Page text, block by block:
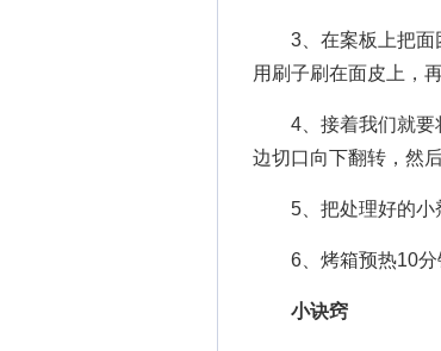
3、在案板上把面团
用刷子刷在面皮上，
4、接着我们就要将
边切口向下翻转，然
5、把处理好的小剂
6、烤箱预热10分
小诀窍